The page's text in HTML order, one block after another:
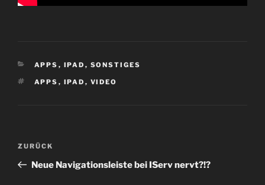
KATEGORIEN
APPS , IPAD , SONSTIGES
SCHLAGWÖRTER
APPS , IPAD , VIDEO
Beitragsnavigation
Vorheriger
Beitrag
ZURÜCK
Neue Navigationsleiste bei IServ nervt?!?